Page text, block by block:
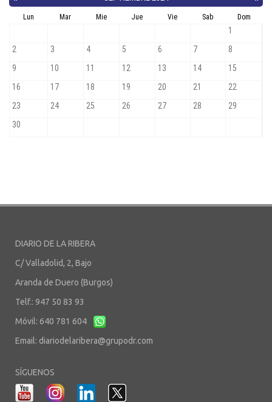
DIARIO DE LA RIBERA
C/ Valladolid, 2, Bajo
Aranda de Duero (Burgos)
Telf.: 947 50 83 93
Móvil: 640 781 604
Email: diariodelaribera@grupodr.com
SÍGUENOS